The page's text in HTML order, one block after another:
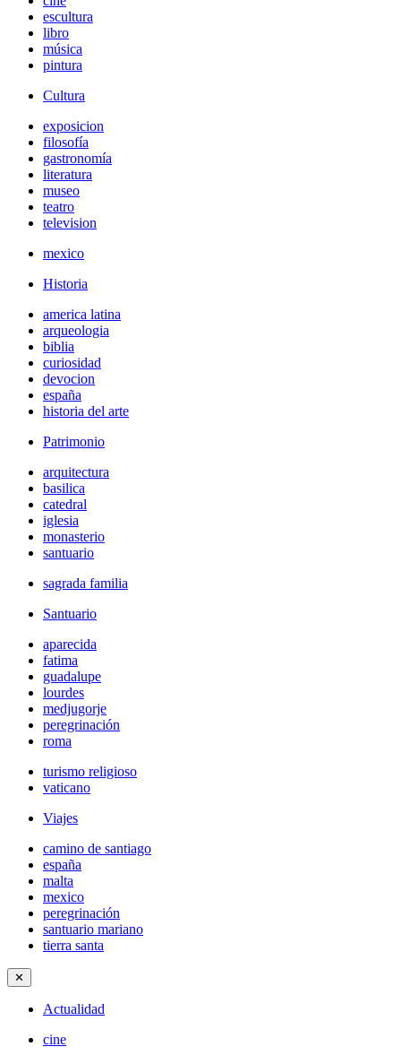
escultura
libro
música
pintura
Cultura
exposicion
filosofía
gastronomía
literatura
museo
teatro
television
mexico
Historia
america latina
arqueologia
biblia
curiosidad
devocion
españa
historia del arte
Patrimonio
arquitectura
basilica
catedral
iglesia
monasterio
santuario
sagrada familia
Santuario
aparecida
fatima
guadalupe
lourdes
medjugorje
peregrinación
roma
turismo religioso
vaticano
Viajes
camino de santiago
españa
malta
mexico
peregrinación
santuario mariano
tierra santa
✕
Actualidad
cine